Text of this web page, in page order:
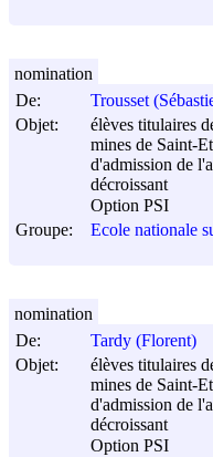
De:
Trousset
Objet:
élèves titulaires
mines de Saint-
d'admission de
décroissant
Option PSI
Groupe:
Ecole nationale
nomination
De:
Tardy (Florent)
Objet:
élèves titulaires
mines de Saint-
d'admission de
décroissant
Option PSI
nomination